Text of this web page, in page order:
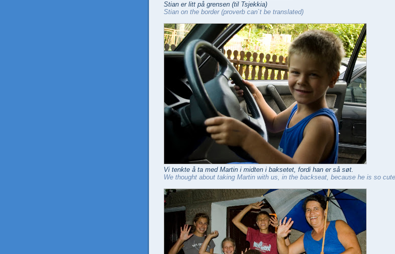
Stian er litt på grensen (til Tsjekkia)
Stian on the border (proverb can`t be translated)
Vi tenkte å ta med Martin i midten i baksetet, fordi han er så søt.
We thought about taking Martin with us, in the backseat, because he is so